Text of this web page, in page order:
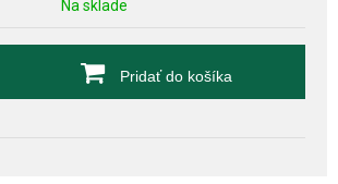
Na sklade
Pridať do košíka